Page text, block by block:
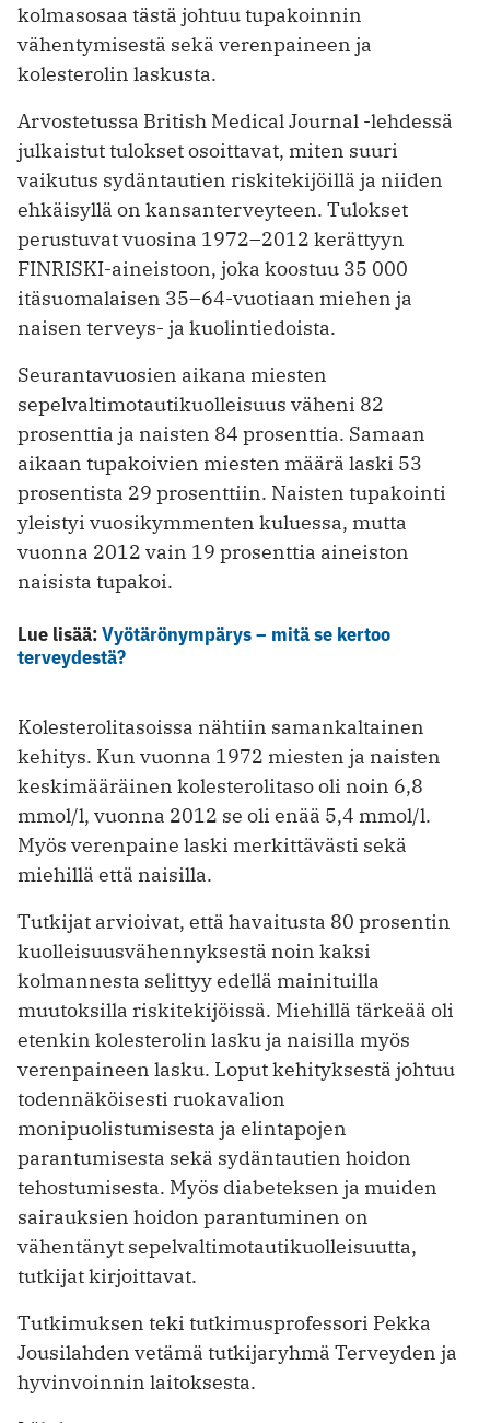
kolmasosaa tästä johtuu tupakoinnin
vähentymisestä sekä verenpaineen ja
kolesterolin laskusta.
Arvostetussa British Medical Journal -lehdessä
julkaistut tulokset osoittavat, miten suuri
vaikutus sydäntautien riskitekijöillä ja niiden
ehkäisyllä on kansanterveyteen. Tulokset
perustuvat vuosina 1972–2012 kerättyyn
FINRISKI-aineistoon, joka koostuu 35 000
itäsuomalaisen 35–64-vuotiaan miehen ja
naisen terveys- ja kuolintiedoista.
Seurantavuosien aikana miesten
sepelvaltimotautikuolleisuus väheni 82
prosenttia ja naisten 84 prosenttia. Samaan
aikaan tupakoivien miesten määrä laski 53
prosentista 29 prosenttiin. Naisten tupakointi
yleistyi vuosikymmenten kuluessa, mutta
vuonna 2012 vain 19 prosenttia aineiston
naisista tupakoi.
Lue lisää:Vyötärönympärys – mitä se kertoo
terveydestä?
Kolesterolitasoissa nähtiin samankaltainen
kehitys. Kun vuonna 1972 miesten ja naisten
keskimääräinen kolesterolitaso oli noin 6,8
mmol/l, vuonna 2012 se oli enää 5,4 mmol/l.
Myös verenpaine laski merkittävästi sekä
miehillä että naisilla.
Tutkijat arvioivat, että havaitusta 80 prosentin
kuolleisuusvähennyksestä noin kaksi
kolmannesta selittyy edellä mainituilla
muutoksilla riskitekijöissä. Miehillä tärkeää oli
etenkin kolesterolin lasku ja naisilla myös
verenpaineen lasku. Loput kehityksestä johtuu
todennäköisesti ruokavalion
monipuolistumisesta ja elintapojen
parantumisesta sekä sydäntautien hoidon
tehostumisesta. Myös diabeteksen ja muiden
sairauksien hoidon parantuminen on
vähentänyt sepelvaltimotautikuolleisuutta,
tutkijat kirjoittavat.
Tutkimuksen teki tutkimusprofessori Pekka
Jousilahden vetämä tutkijaryhmä Terveyden ja
hyvinvoinnin laitoksesta.